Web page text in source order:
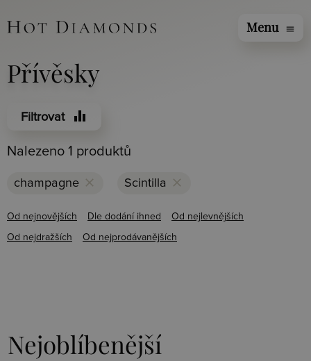
Menu menu
Přívěsky
Filtrovat equalizer
Nalezeno 1 produktů
champagne clear Scintilla clear
Od nejnovějších Dle dodání ihned Od nejlevnějších
Od nejdražších Od nejprodávanějších
Nejoblíbenější